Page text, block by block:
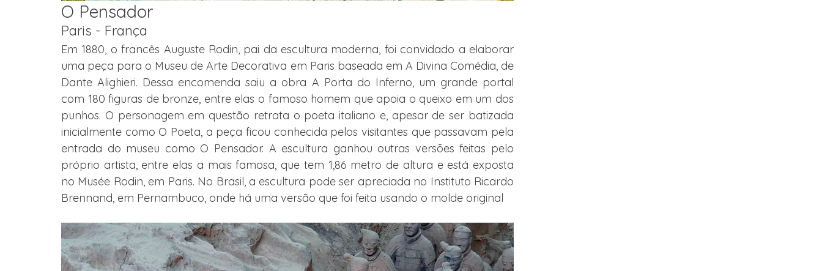
O Pensador
Paris - França
Em 1880, o francês Auguste Rodin, pai da escultura moderna, foi convidado a elaborar
uma peça para o Museu de Arte Decorativa em Paris baseada em A Divina Comédia, de
Dante Alighieri. Dessa encomenda saiu a obra A Porta do Inferno, um grande portal
com 180 figuras de bronze, entre elas o famoso homem que apoia o queixo em um dos
punhos. O personagem em questão retrata o poeta italiano e, apesar de ser batizada
inicialmente como O Poeta, a peça ficou conhecida pelos visitantes que passavam pela
entrada do museu como O Pensador. A escultura ganhou outras versões feitas pelo
próprio artista, entre elas a mais famosa, que tem 1,86 metro de altura e está exposta
no Musée Rodin, em Paris. No Brasil, a escultura pode ser apreciada no Instituto Ricardo
Brennand, em Pernambuco, onde há uma versão que foi feita usando o molde original